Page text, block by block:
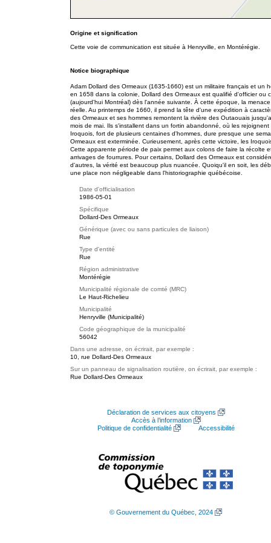
Origine et signification
Cette voie de communication est située à Henryville, en Montérégie.
Notice biographique
Adam Dollard des Ormeaux (1635-1660) est un militaire français et un
en 1658 dans la colonie, Dollard des Ormeaux est qualifié d'officier ou
(aujourd'hui Montréal) dès l'année suivante. À cette époque, la
réelle. Au printemps de 1660, il prend la tête d'une expédition à
des Ormeaux et ses hommes remontent la rivière des Outaouais
mois de mai. Ils s'installent dans un fortin abandonné, où les
Iroquois, fort de plusieurs centaines d'hommes, dure presque une
Ormeaux est exterminée. Curieusement, après cette victoire, les
Cette apparente période de paix permet aux colons de faire la récolte
arrivages de fourrures. Pour certains, Dollard des Ormeaux est
d'autres, la vérité est beaucoup plus nuancée. Quoiqu'il en soit, les
une place non négligeable dans l'historiographie québécoise.
Date d'officialisation
1986-05-01
Spécifique
Dollard-Des Ormeaux
Générique (avec ou sans particules de liaison)
Rue
Type d'entité
Rue
Région administrative
Montérégie
Municipalité régionale de comté (MRC)
Le Haut-Richelieu
Municipalité
Henryville (Municipalité)
Code géographique de la municipalité
56042
Dans une adresse, on écrirait, par exemple :
10, rue Dollard-Des Ormeaux
Sur un panneau de signalisation routière, on écrirait, par exemple :
Rue Dollard-Des Ormeaux
Déclaration de services aux citoyens
Accès à l’information
Politique de confidentialité
Accessibilité
© Gouvernement du Québec, 2024